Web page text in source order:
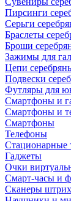
Пирсинги
Серьги
Браслеты
Броши
Зажимы для
Цепи
Подвески
Футляры для
Смартфоны и
Смартфоны и
Смартфоны
Телефоны
Стационарные
Гаджеты
Очки
Смарт-часы и
Сканеры